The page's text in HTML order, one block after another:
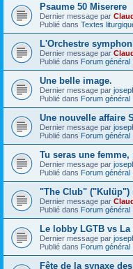
Psaume 50 Miserere
Dernier message par
Publié dans Textes
L'Orchestre
Dernier message par
Publié dans Forum général
Une belle image.
Dernier message par
Publié dans Forum général
Une nouvelle affaire
Dernier message par
Publié dans Forum général
Tu seras une
Dernier message par
Publié dans Forum général
"The Club" ("Kulüp")
Dernier message par
Publié dans Forum général
Le lobby LGTB vs La
Dernier message par
Publié dans Forum général
Fête de la synaxe